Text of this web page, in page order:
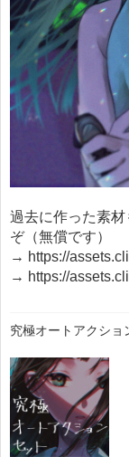
過去に作った素
ぞ（無償です）
→ https://
→ https://
究極オートアクショ